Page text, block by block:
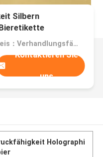
Silbern
Preis：Verhandlungsfähig
Kontaktieren Sie
uns
Holographi